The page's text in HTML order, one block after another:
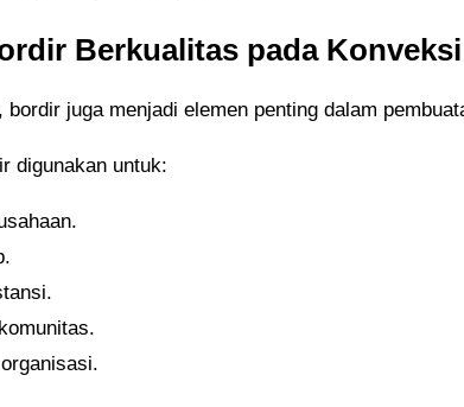
Berkualitas pada
bordir juga menjadi elemen penting dalam
digunakan untuk: